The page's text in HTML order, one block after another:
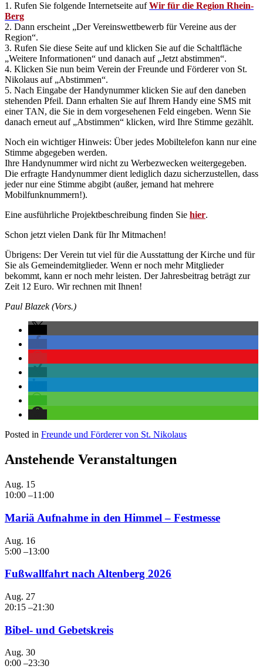
1. Rufen Sie folgende Internetseite aufWir für die Region Rhein-
Berg
2. Dann erscheint „Der Vereinswettbewerb für Vereine aus der
Region“.
3. Rufen Sie diese Seite auf und klicken Sie auf die Schaltfläche
„Weitere Informationen“ und danach auf „Jetzt abstimmen“.
4. Klicken Sie nun beim Verein der Freunde und Förderer von St.
Nikolaus auf „Abstimmen“.
5. Nach Eingabe der Handynummer klicken Sie auf den daneben
stehenden Pfeil. Dann erhalten Sie auf Ihrem Handy eine SMS mit
einer TAN, die Sie in dem vorgesehenen Feld eingeben. Wenn Sie
danach erneut auf „Abstimmen“ klicken, wird Ihre Stimme gezählt.
Noch ein wichtiger Hinweis: Über jedes Mobiltelefon kann nur eine
Stimme abgegeben werden.
Ihre Handynummer wird nicht zu Werbezwecken weitergegeben.
Die erfragte Handynummer dient lediglich dazu sicherzustellen, dass
jeder nur eine Stimme abgibt (außer, jemand hat mehrere
Mobilfunknummern!).
Eine ausführliche Projektbeschreibung finden Sie hier.
Schon jetzt vielen Dank für Ihr Mitmachen!
Übrigens: Der Verein tut viel für die Ausstattung der Kirche und für
Sie als Gemeindemitglieder. Wenn er noch mehr Mitglieder
bekommt, kann er noch mehr leisten. Der Jahresbeitrag beträgt zur
Zeit 12 Euro. Wir rechnen mit Ihnen!
Paul Blazek (Vors.)
Posted in Freunde und Förderer von St. Nikolaus
Anstehende Veranstaltungen
Aug. 15
10:00 –11:00
Mariä Aufnahme in den Himmel – Festmesse
Aug. 16
5:00 –13:00
Fußwallfahrt nach Altenberg 2026
Aug. 27
20:15 –21:30
Bibel- und Gebetskreis
Aug. 30
0:00 –23:30